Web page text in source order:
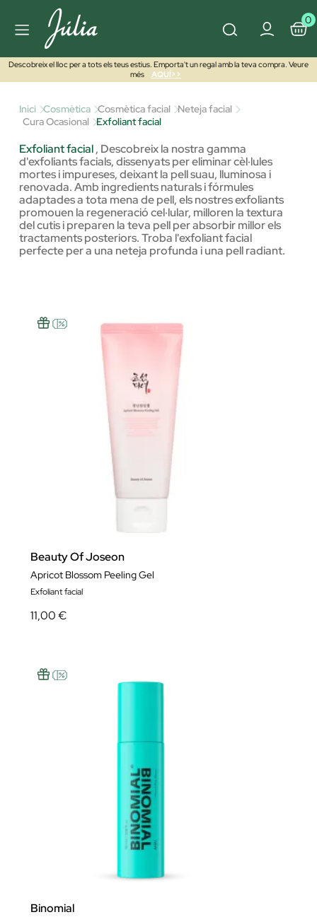
0
Descobreix el lloc per a tots els teus estius. Emporta't un regal amb la teva compra. Veure
més
AQUÍ>>
Inici Cosmètica Cosmètica facial Neteja facial
Cura Ocasional Exfoliant facial
Exfoliant facial, Descobreix la nostra gamma
d'exfoliants facials, dissenyats per eliminar cèl·lules
mortes i impureses, deixant la pell suau, lluminosa i
renovada. Amb ingredients naturals i fórmules
adaptades a tota mena de pell, els nostres exfoliants
promouen la regeneració cel·lular, milloren la textura
del cutis i preparen la teva pell per absorbir millor els
tractaments posteriors. Troba l'exfoliant facial
perfecte per a una neteja profunda i una pell radiant.
Beauty Of Joseon
Apricot Blossom Peeling Gel
Exfoliant facial
11,00 €
Binomial